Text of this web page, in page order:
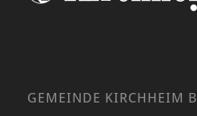
GEMEINDE KIRCHHEIM